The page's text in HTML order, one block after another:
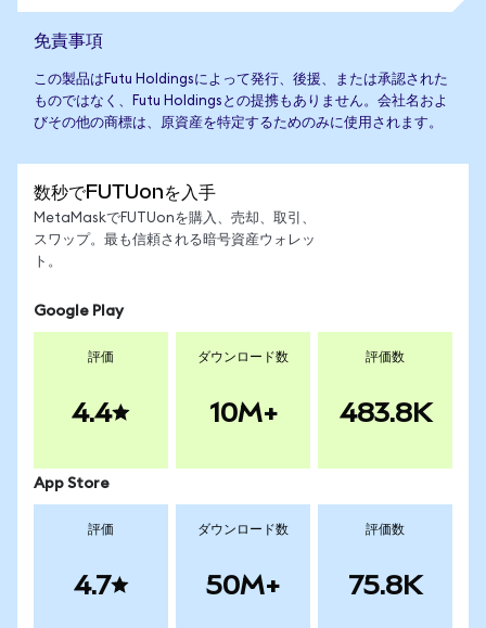
免責事項
この製品はFutu Holdingsによって発行、後援、または承認された
ものではなく、Futu Holdingsとの提携もありません。会社名およ
びその他の商標は、原資産を特定するためのみに使用されます。
数秒でFUTUonを入手
MetaMaskでFUTUonを購入、売却、取引、
スワップ。最も信頼される暗号資産ウォレッ
ト。
Google Play
評価
4.4
ダウンロード数
10M+
評価数
483.8K
App Store
評価
4.7
ダウンロード数
50M+
評価数
75.8K